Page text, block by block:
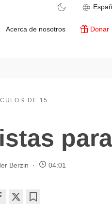
Acerca de nosotros Donar
9 DE 15
Berzin 04:01